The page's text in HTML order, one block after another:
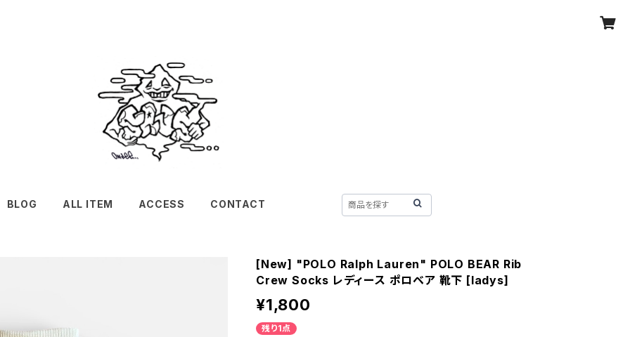
BLOG ALL ITEM ACCESS CONTACT
[New] "POLO Ralph Lauren" POLO BEAR Rib
Crew Socks レディース ポロベア 靴下 [ladys]
¥1,800
残り1点